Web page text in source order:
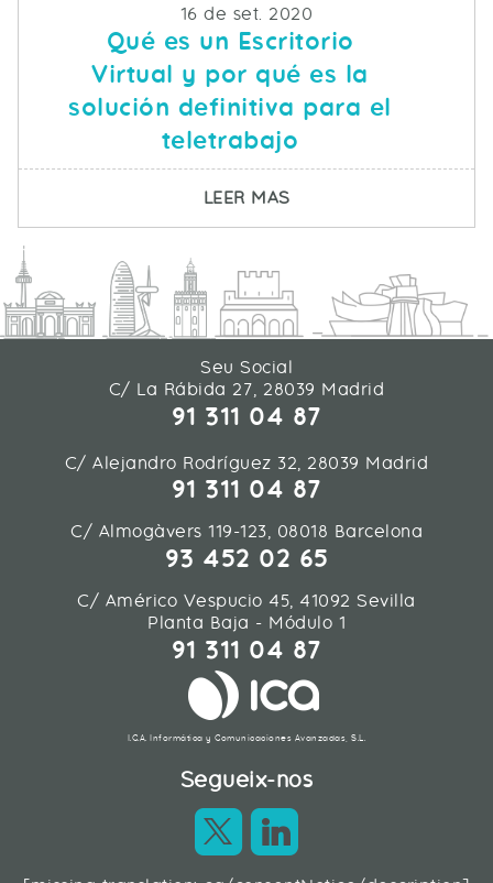
Fecha de publicacion
16 de set. 2020
Qué es un Escritorio
Virtual y por qué es la
solución definitiva para el
teletrabajo
LEER MASSOBRE QUÉ ES UN
Seu Social
C/ La Rábida 27, 28039 Madrid
91 311 04 87
C/ Alejandro Rodríguez 32, 28039 Madrid
91 311 04 87
C/ Almogàvers 119-123, 08018 Barcelona
93 452 02 65
C/ Américo Vespucio 45, 41092 Sevilla
Planta Baja - Módulo 1
91 311 04 87
I.C.A. Informática y Comunicaciones Avanzadas, S.L.
Segueix-nos